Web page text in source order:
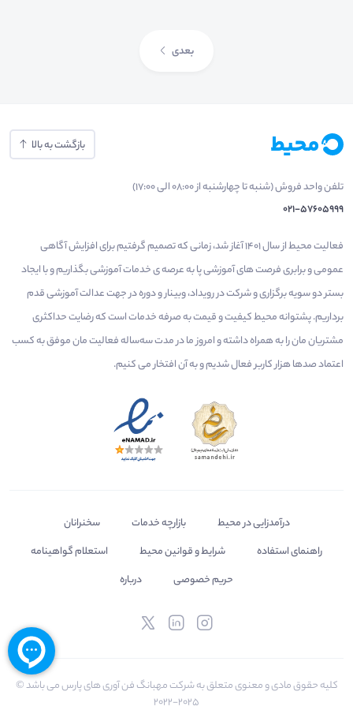
بعدی
بازگشت به بالا
تلفن واحد فروش (شنبه تا چهارشنبه از 08:00 الی 17:00)
021-57605999
فعالیت محیط از سال 1401 آغاز شد، زمانی که تصمیم گرفتیم برای افزایش آگاهی
عمومی و برابری فرصت های آموزشی پا به عرصه ی خدمات آموزشی بگذاریم و با ایجاد
بستر دو سویه برگزاری و شرکت در رویداد، وبینار و دوره در جهت عدالت آموزشی قدم
برداریم. پشتوانه محیط کیفیت و قیمت به صرفه خدمات است که رضایت حداکثری
مشتریان مان را به همراه داشته و امروز ما در مدت سه‌ساله فعالیت مان موفق به کسب
اعتماد صدها هزار کاربر فعال شدیم و به آن افتخار می‌ کنیم.
درآمدزایی در محیط بازارچه خدمات
سخنرانان
راهنمای استفاده
شرایط و قوانین محیط
استعلام گواهینامه
حریم خصوصی
درباره
کلیه حقوق مادی و معنوی متعلق به شرکت مهبانگ فن آوری های پارس می باشد ©
2025-2022